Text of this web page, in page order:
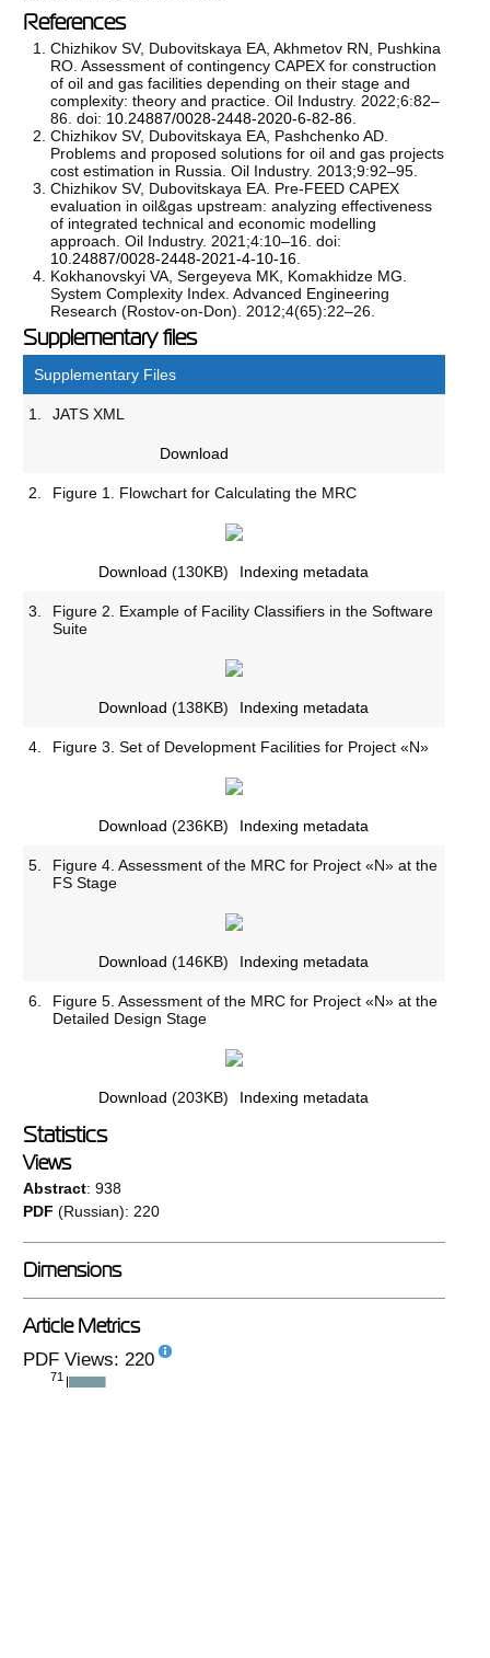
References
Chizhikov SV, Dubovitskaya EA, Akhmetov RN, Pushkina
RO. Assessment of contingency CAPEX for construction
of oil and gas facilities depending on their stage and
complexity: theory and practice. Oil Industry. 2022;6:82–
86. doi: 10.24887/0028-2448-2020-6-82-86
Chizhikov SV, Dubovitskaya EA, Pashchenko AD.
Problems and proposed solutions for oil and gas projects
cost estimation in Russia. Oil Industry. 2013;9:92–95.
Chizhikov SV, Dubovitskaya EA. Pre-FEED CAPEX
evaluation in oil&gas upstream: analyzing effectiveness
of integrated technical and economic modelling
approach. Oil Industry. 2021;4:10–16. doi:
10.24887/0028-2448-2021-4-10-16
Kokhanovskyi VA, Sergeyeva MK, Komakhidze MG.
System Complexity Index. Advanced Engineering
Research (Rostov-on-Don). 2012;4(65):22–26.
Supplementary files
Supplementary Files
1. JATS XML
Download
2. Figure 1. Flowchart for Calculating the MRC
Download (130KB) Indexing metadata
3.
Figure 2. Example of Facility Classifiers in the Software
Suite
Download (138KB) Indexing metadata
4. Figure 3. Set of Development Facilities for Project «N»
Download (236KB) Indexing metadata
5.
Figure 4. Assessment of the MRC for Project «N» at the
FS Stage
Download (146KB) Indexing metadata
6.
Figure 5. Assessment of the MRC for Project «N» at the
Detailed Design Stage
Download (203KB) Indexing metadata
Statistics
Views
Abstract: 938
PDF (Russian): 220
Dimensions
Article Metrics
PDF Views: 220
71